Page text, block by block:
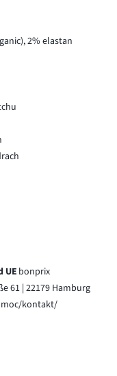
2% elastan
UE bonprix
61 | 22179 Hamburg
kontakt/